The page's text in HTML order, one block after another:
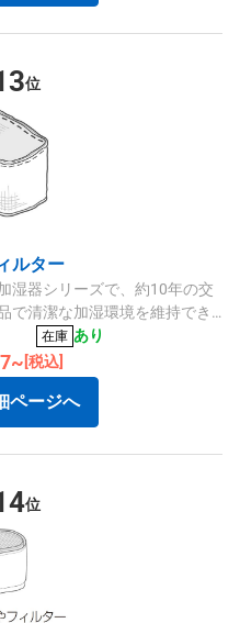
位
ルター
湿器シリーズで、約10年の交
で清潔な加湿環境を維持でき
在庫 あり
[税込]
ページへ
位